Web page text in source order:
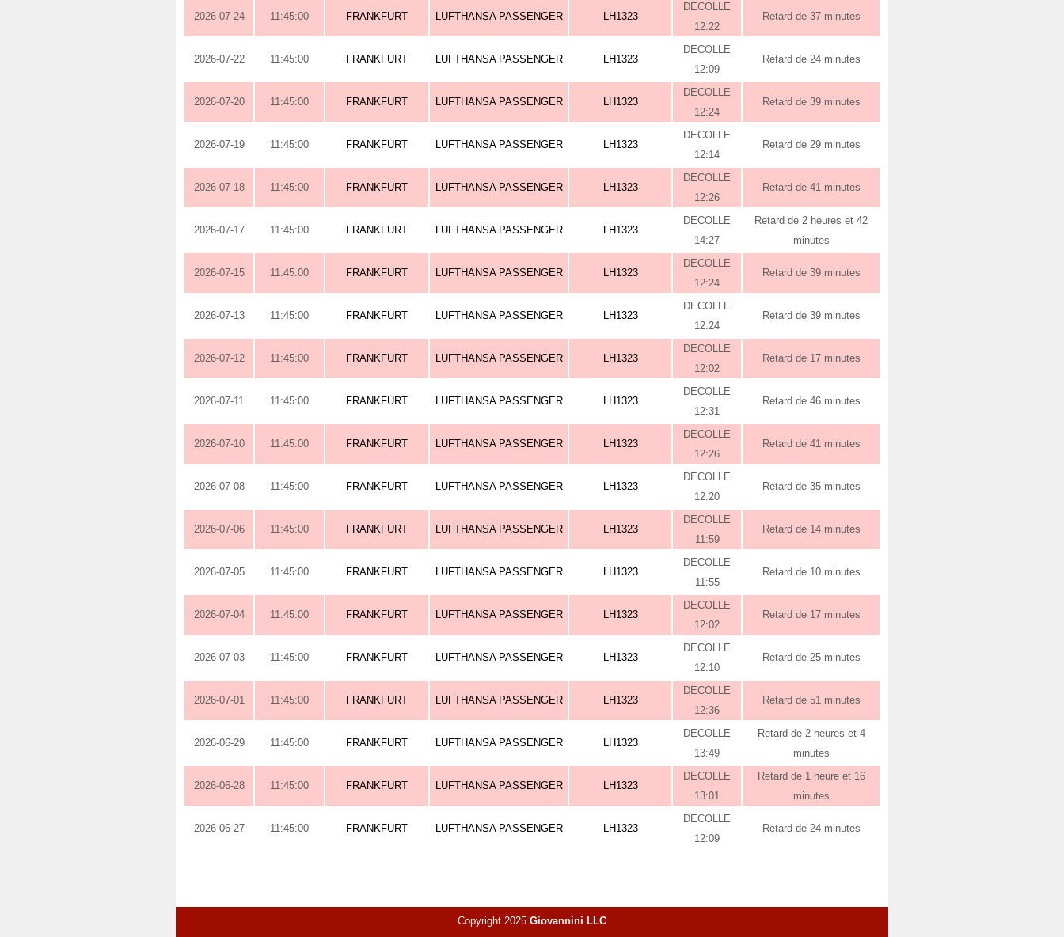
2026-07-24 11:45:00 FRANKFURT LUFTHANSA PASSENGER LH1323
DECOLLE
12:22
Retard de 37 minutes
2026-07-22 11:45:00 FRANKFURT LUFTHANSA PASSENGER LH1323
DECOLLE
12:09
Retard de 24 minutes
2026-07-20 11:45:00 FRANKFURT LUFTHANSA PASSENGER LH1323
DECOLLE
12:24
Retard de 39 minutes
2026-07-19 11:45:00 FRANKFURT LUFTHANSA PASSENGER LH1323
DECOLLE
12:14
Retard de 29 minutes
2026-07-18 11:45:00 FRANKFURT LUFTHANSA PASSENGER LH1323
DECOLLE
12:26
Retard de 41 minutes
2026-07-17 11:45:00 FRANKFURT LUFTHANSA PASSENGER LH1323
DECOLLE
14:27
Retard de 2 heures et 42
minutes
2026-07-15 11:45:00 FRANKFURT LUFTHANSA PASSENGER LH1323
DECOLLE
12:24
Retard de 39 minutes
2026-07-13 11:45:00 FRANKFURT LUFTHANSA PASSENGER LH1323
DECOLLE
12:24
Retard de 39 minutes
2026-07-12 11:45:00 FRANKFURT LUFTHANSA PASSENGER LH1323
DECOLLE
12:02
Retard de 17 minutes
2026-07-11 11:45:00 FRANKFURT LUFTHANSA PASSENGER LH1323
DECOLLE
12:31
Retard de 46 minutes
2026-07-10 11:45:00 FRANKFURT LUFTHANSA PASSENGER LH1323
DECOLLE
12:26
Retard de 41 minutes
2026-07-08 11:45:00 FRANKFURT LUFTHANSA PASSENGER LH1323
DECOLLE
12:20
Retard de 35 minutes
2026-07-06 11:45:00 FRANKFURT LUFTHANSA PASSENGER LH1323
DECOLLE
11:59
Retard de 14 minutes
2026-07-05 11:45:00 FRANKFURT LUFTHANSA PASSENGER LH1323
DECOLLE
11:55
Retard de 10 minutes
2026-07-04 11:45:00 FRANKFURT LUFTHANSA PASSENGER LH1323
DECOLLE
12:02
Retard de 17 minutes
2026-07-03 11:45:00 FRANKFURT LUFTHANSA PASSENGER LH1323
DECOLLE
12:10
Retard de 25 minutes
2026-07-01 11:45:00 FRANKFURT LUFTHANSA PASSENGER LH1323
DECOLLE
12:36
Retard de 51 minutes
2026-06-29 11:45:00 FRANKFURT LUFTHANSA PASSENGER LH1323
DECOLLE
13:49
Retard de 2 heures et 4
minutes
2026-06-28 11:45:00 FRANKFURT LUFTHANSA PASSENGER LH1323
DECOLLE
13:01
Retard de 1 heure et 16
minutes
2026-06-27 11:45:00 FRANKFURT LUFTHANSA PASSENGER LH1323
DECOLLE
12:09
Retard de 24 minutes
Copyright 2025 Giovannini LLC